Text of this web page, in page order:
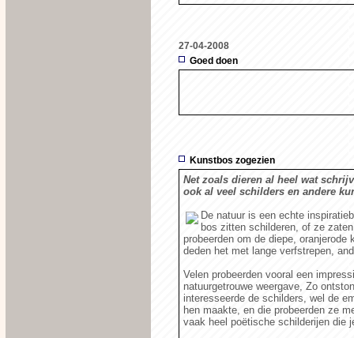
27-04-2008
Goed doen
Kunstbos zogezien
Net zoals dieren al heel wat
ook al veel schilders en andere
De natuur is een echte
bos zitten schilderen, of ze
probeerden om de diepe,
deden het met lange verfstrepen,
Velen probeerden vooral een
natuurgetrouwe weergave, Zo
interesseerde de schilders, wel de
hen maakte, en die probeerden ze
vaak heel poëtische schilderijen die